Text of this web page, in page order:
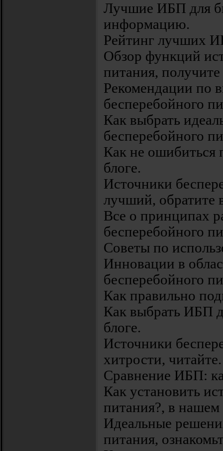
Лучшие ИБП для
информацию.
Рейтинг лучших
Обзор функций
питания,
Рекомендации по
бесперебойного
Как выбрать
бесперебойного
Как не
блоге.
Источники
лучший, обратите
Все о принципах
бесперебойного
Советы по
Инновации в
бесперебойного
Как правильно
Как выбрать ИБП
блоге.
Источники
хитрости, читайте.
Сравнение ИБП:
Как установить
питания?, в нашем
Идеальные
питания,